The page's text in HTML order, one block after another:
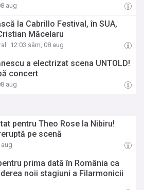
aug
la Cabrillo Festival, în SUA,
Măcelaru
12:03 sâm, 08 aug
a electrizat scena UNTOLD!
concert
aug
pentru Theo Rose la Nibiru!
pe scenă
aug
prima dată în România ca
noii stagiuni a Filarmonicii